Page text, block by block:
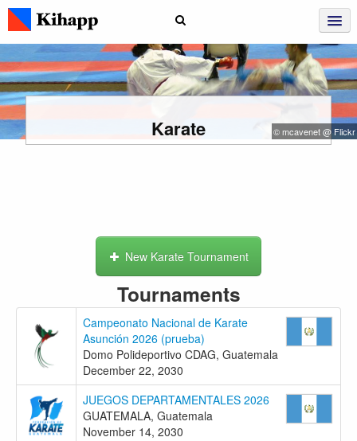
© mcavenet @ Flickr
Karate
New Karate Tournament
Tournaments
Campeonato Nacional de Karate
Asunción 2026 (prueba)
Domo Polideportivo CDAG, Guatemala
December 22, 2030
JUEGOS DEPARTAMENTALES 2026
GUATEMALA, Guatemala
November 14, 2030